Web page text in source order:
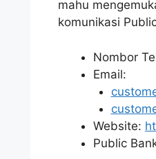
mahu
komunikasi
Nombor
Email:
Website:
Public